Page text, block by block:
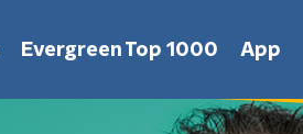
Evergreen Top 1000 App